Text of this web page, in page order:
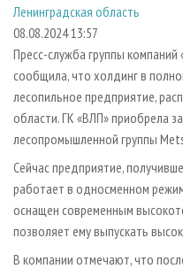
ПРОИЗВОДСТВО
ДЕРЕВЯННОЕ
ПРОИЗВОДСТВО МЕБЕЛИ
БИОЭНЕРГЕТИКА
ЦБП
ИНСТРУМЕНТ И
МОБИЛЬНЫЕ ВЫСТАВКИ
ОФИЦИАЛЬНЫЕ
ПРИОРИТЕТНЫЕ
RUSSIAN FORESTRY
ГАЗЕТА ЛЕСПРОМФОРУМ
БИБЛИОТЕКА
РЕКЛАМА НА САЙТЕ
Ленинградская область
08.08.2024 13:57
Пресс-служба группы
сообщила, что холдинг в
лесопильное предприятие,
области. ГК «ВЛП» приобрела
лесопромышленной группы
Сейчас предприятие,
работает в односменном
оснащен современным
позволяет ему выпускать
В компании отмечают, что